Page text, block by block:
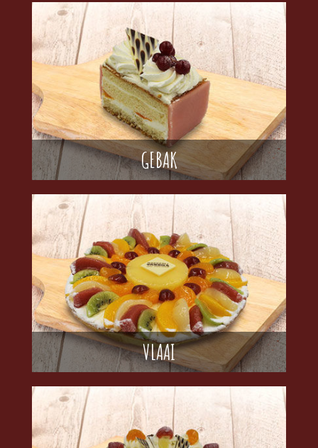
GEBAK
VLAAI